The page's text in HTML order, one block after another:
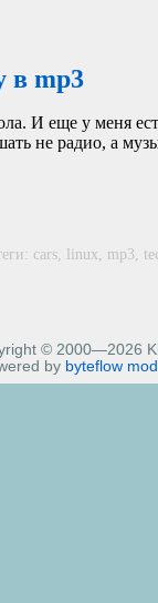
в mp3
И еще у меня
не радио, а
cars linux mp3
© 2000—2026
by byteflow